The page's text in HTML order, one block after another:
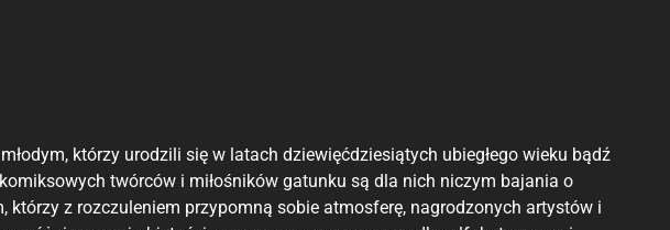
którzy urodzili się w latach dziewięćdziesiątych ubiegłego wieku bądź
twórców i miłośników gatunku są dla nich niczym bajania o
którzy z rozczuleniem przypomną sobie atmosferę, nagrodzonych artystów i